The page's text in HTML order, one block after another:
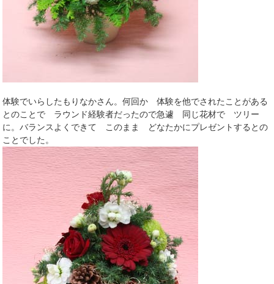
体験でいらしたもりなかさん。何回か 体験を他でされたことがある
とのことで ラウンド経験者だったので急遽 同じ花材で ツリー
に。バランスよくできて このまま どなたかにプレゼントするとの
ことでした。